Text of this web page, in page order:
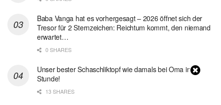
Baba Vanga hat es vorhergesagt – 2026 öffnet sich der
Tresor für 2 Sternzeichen: Reichtum kommt, den niemand
erwartet…
0 SHARES
Unser bester Schaschliktopf wie damals bei Oma in 1
Stunde!
13 SHARES